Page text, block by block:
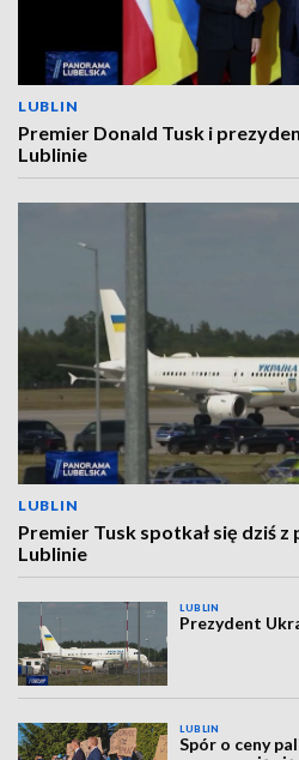
LUBLIN
Premier Donald Tusk i
Lublinie
LUBLIN
Premier Tusk spotkał się dziś
Lublinie
LUBLIN
Prezydent
LUBLIN
Spór o ceny